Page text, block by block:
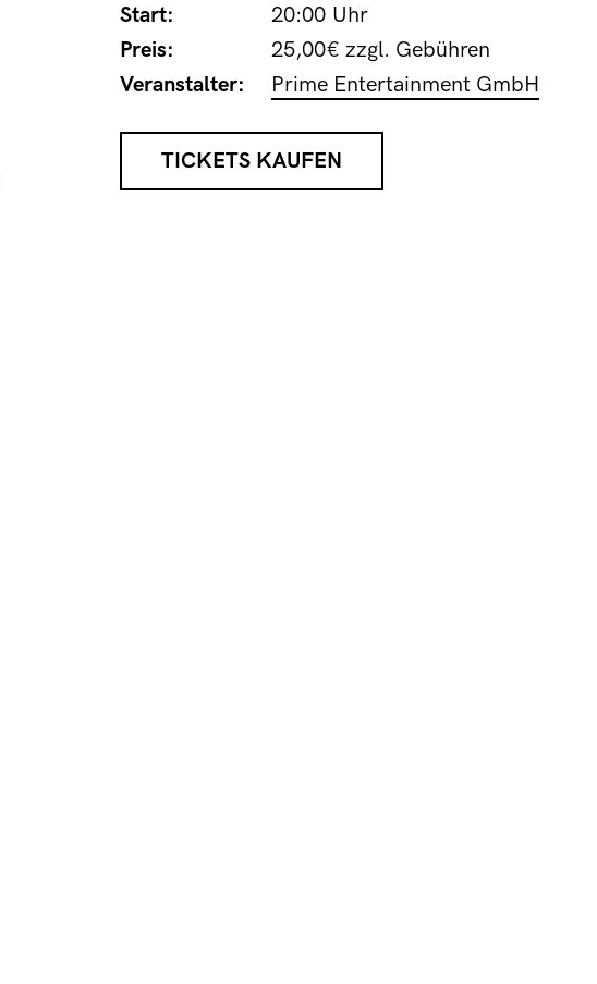
Start:
20:00 Uhr
Preis:
25,00€ zzgl. Gebühren
Veranstalter:
Prime Entertainment GmbH
TICKETS KAUFEN